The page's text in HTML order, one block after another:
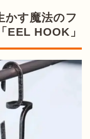
かす魔法のフ
HOOK」